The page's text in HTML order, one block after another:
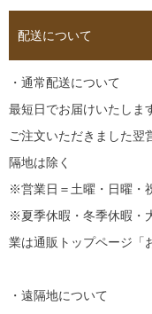
配送について
・通常配送について
最短日でお届けいたしま
ご注文いただきました
隔地は除く
※営業日＝土曜・日曜・
※夏季休暇・冬季休暇・
業は通販トップページ「
・遠隔地について